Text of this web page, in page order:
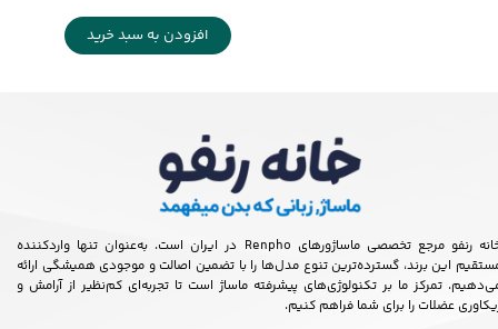
افزودن به سبد خرید
خانه رنفو مرجع تخصصی ماساژورهای Renpho در ایران است. به‌عنوان تنها واردکننده
این برند، گسترده‌ترین تنوع مدل‌ها را با تضمین اصالت و موجودی همیشگی ارائه
تمرکز ما بر تکنولوژی‌های پیشرفته ماساژ است تا تجربه‌ای کم‌نظیر از آرامش و
عضلات را برای شما فراهم کنیم.